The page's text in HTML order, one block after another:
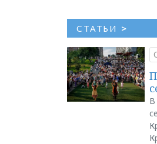
СТАТЬИ >
В